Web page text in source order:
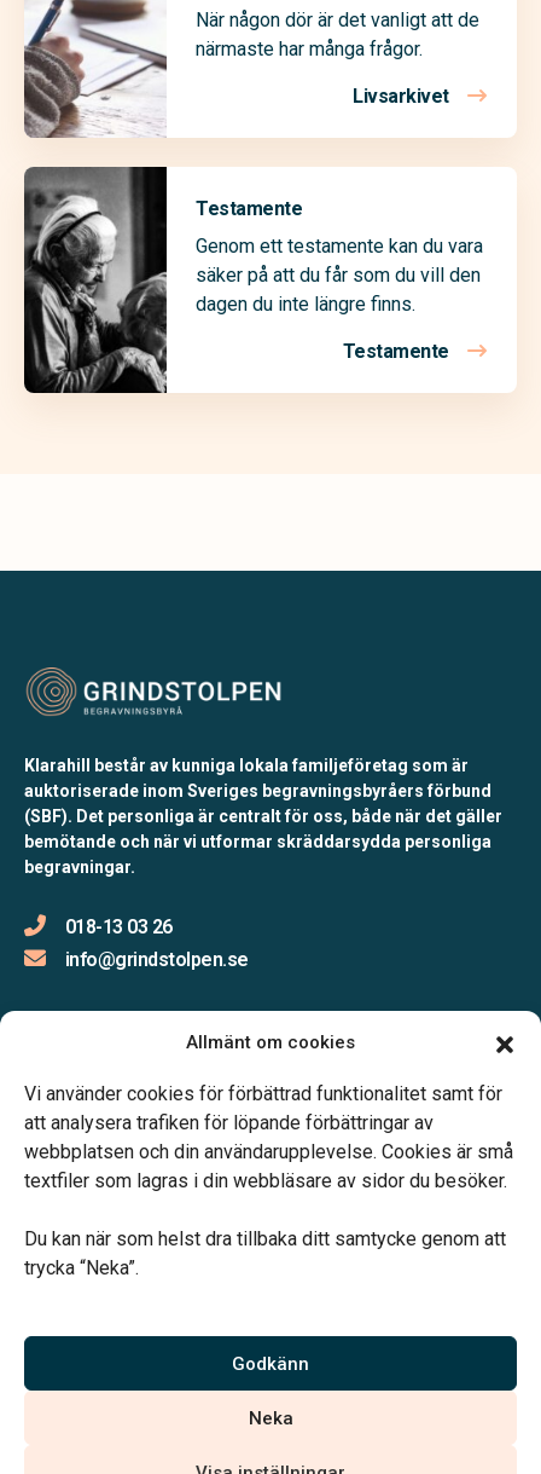
Allmänt om cookies
Vi använder cookies för förbättrad funktionalitet samt för
att analysera trafiken för löpande förbättringar av
webbplatsen och din användarupplevelse. Cookies är små
textfiler som lagras i din webbläsare av sidor du besöker.
Du kan när som helst dra tillbaka ditt samtycke genom att
trycka “Neka”.
Godkänn
Neka
När någon dör är det vanligt att de
närmaste har många frågor.
Livsarkivet
Testamente
Genom ett testamente kan du vara
säker på att du får som du vill den
dagen du inte längre finns.
Testamente
Klarahill består av kunniga lokala familjeföretag som är
auktoriserade inom Sveriges begravningsbyråers förbund
(SBF). Det personliga är centralt för oss, både när det gäller
bemötande och när vi utformar skräddarsydda personliga
begravningar.
018-13 03 26
info@grindstolpen.se
Måndag-Fredag 09.00-16.00
Vi är auktoriserade av Sveriges Begravningsbyråers Förbund och
har högt ställda krav på utbildning, kvalitet, miljö och arbetsmiljö.